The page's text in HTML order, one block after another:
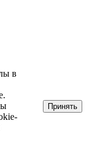
в
Принять